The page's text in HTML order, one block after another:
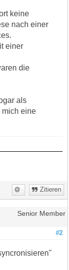
keine
nach einer
einer
die
als
mich eine
Zitieren
Senior Member
#2